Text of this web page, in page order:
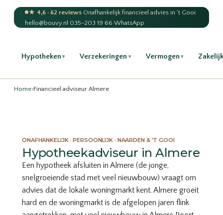
★ 4,6 · 62 reviews·Onafhankelijk financieel advies in 't Gooi
hello@bouvy.nl·035-203 19 66·WhatsApp
Hypotheken ▾ Verzekeringen ▾ Vermogen ▾
Home›Financieel adviseur Almere
ONAFHANKELIJK · PERSOONLIJK · NAARDEN & ’T GOOI
Hypotheekadviseur in Almere
Een hypotheek afsluiten in Almere (de jonge,
snelgroeiende stad met veel nieuwbouw) vraagt om
advies dat de lokale woningmarkt kent. Almere groeit
hard en de woningmarkt is de afgelopen jaren flink